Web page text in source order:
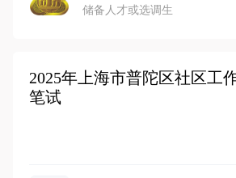
储备人才或选调生
2025年上海市普陀区社区工
笔试